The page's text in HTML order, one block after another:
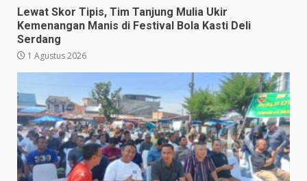
Lewat Skor Tipis, Tim Tanjung Mulia Ukir
Kemenangan Manis di Festival Bola Kasti Deli
Serdang
1 Agustus 2026